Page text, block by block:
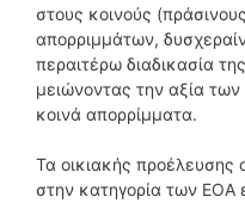
στους κοινούς
απορριμμάτων,
περαιτέρω διαδικασία
μειώνοντας την αξία
κοινά απορρίμματα.
Τα οικιακής προέλευσης
στην κατηγορία των ΕΟΑ